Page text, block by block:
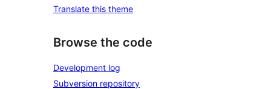
Translate this theme
Browse the code
Development log
Subversion repository